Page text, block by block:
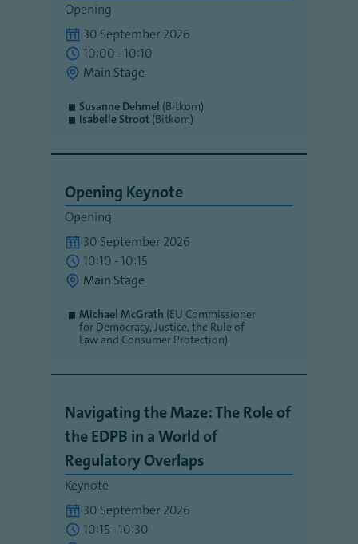
Opening
30 September 2026
10:00 - 10:10
Main Stage
Susanne Dehmel (Bitkom)
Isabelle Stroot (Bitkom)
Opening Keynote
Opening
30 September 2026
10:10 - 10:15
Main Stage
Michael McGrath (EU Commissioner
for Democracy, Justice, the Rule of
Law and Consumer Protection)
Navigating the Maze: The Role of
the EDPB in a World of
Regulatory Overlaps
Keynote
30 September 2026
10:15 - 10:30